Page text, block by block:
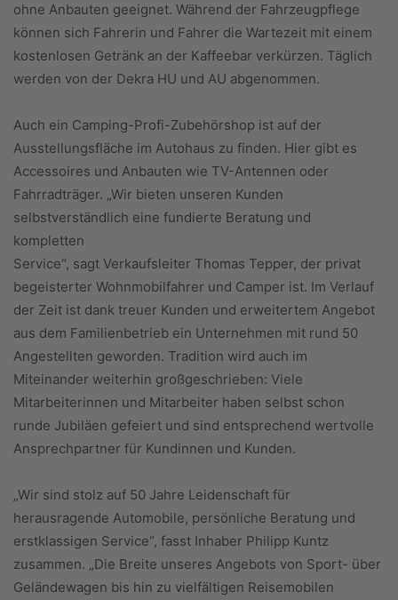
ohne Anbauten geeignet. Während der Fahrzeugpflege
können sich Fahrerin und Fahrer die Wartezeit mit einem
kostenlosen Getränk an der Kaffeebar verkürzen. Täglich
werden von der Dekra HU und AU abgenommen.
Auch ein Camping-Profi-Zubehörshop ist auf der
Ausstellungsfläche im Autohaus zu finden. Hier gibt es
Accessoires und Anbauten wie TV-Antennen oder
Fahrradträger. „Wir bieten unseren Kunden
selbstverständlich eine fundierte Beratung und
kompletten
Service“, sagt Verkaufsleiter Thomas Tepper, der privat
begeisterter Wohnmobilfahrer und Camper ist. Im Verlauf
der Zeit ist dank treuer Kunden und erweitertem Angebot
aus dem Familienbetrieb ein Unternehmen mit rund 50
Angestellten geworden. Tradition wird auch im
Miteinander weiterhin großgeschrieben: Viele
Mitarbeiterinnen und Mitarbeiter haben selbst schon
runde Jubiläen gefeiert und sind entsprechend wertvolle
Ansprechpartner für Kundinnen und Kunden.
„Wir sind stolz auf 50 Jahre Leidenschaft für
herausragende Automobile, persönliche Beratung und
erstklassigen Service“, fasst Inhaber Philipp Kuntz
zusammen. „Die Breite unseres Angebots von Sport- über
Geländewagen bis hin zu vielfältigen Reisemobilen